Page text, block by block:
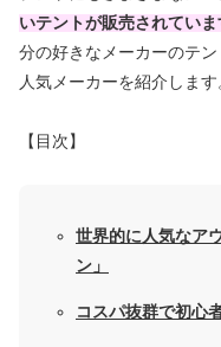
いテントが販売されていま
分の好きなメーカーのテ
人気メーカーを紹介します
【目次】
世界的に人気なア
ン」
コスパ抜群で初心